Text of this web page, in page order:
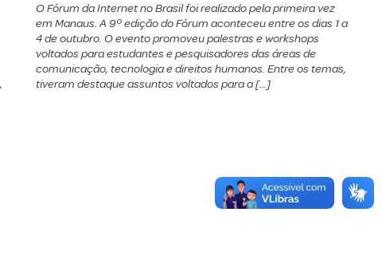
O Fórum da Internet no Brasil foi realizado pela primeira vez
em Manaus. A 9º edição do Fórum aconteceu entre os dias 1 a
4 de outubro. O evento promoveu palestras e workshops
voltados para estudantes e pesquisadores das áreas de
comunicação, tecnologia e direitos humanos. Entre os temas,
tiveram destaque assuntos voltados para a […]